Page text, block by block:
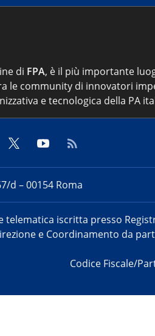
di FPA, è il più importante
le community di innovatori
e tecnologica della PA
d – 00154 Roma
telematica iscritta presso
e Coordinamento da
Codice Fiscale/